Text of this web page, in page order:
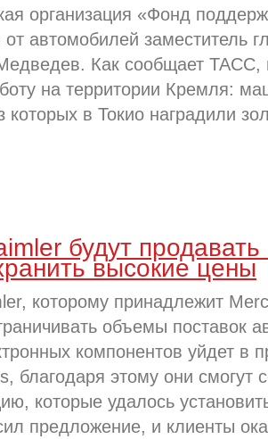
организация «Фонд
автомобилей заместитель
Как сообщает ТАСС,
на территории Кремля:
которых в Токио наградили
будут
высокие цены
которому принадлежит
объемы поставок
компонентов уйдет в
благодаря этому они смогут
которые удалось
предложение, и клиенты